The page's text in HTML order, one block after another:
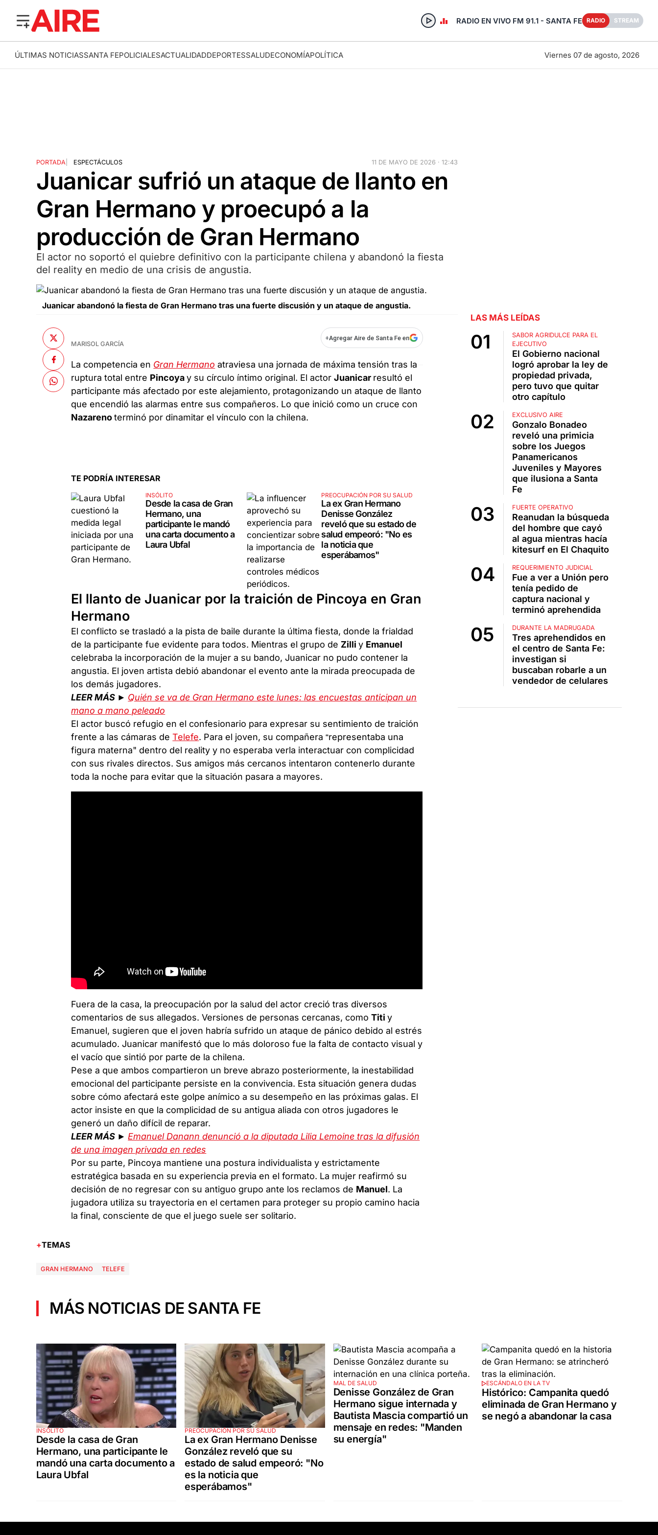
RADIO EN VIVO FM 91.1 - SANTA FE RADIO STREAM
ÚLTIMAS NOTICIASSANTA FEPOLICIALESACTUALIDADDEPORTESSALUDECONOMÍAPOLÍTICA Viernes 07 de agosto, 2026
PORTADA| ESPECTÁCULOS 11 DE MAYO DE 2026 · 12:43
Juanicar sufrió un ataque de llanto en
Gran Hermano y proecupó a la
producción de Gran Hermano
El actor no soportó el quiebre definitivo con la participante chilena y abandonó la fiesta
del reality en medio de una crisis de angustia.
Juanicar abandonó la fiesta de Gran Hermano tras una fuerte discusión y un ataque de angustia.
MARISOL GARCÍA
+Agregar Aire de Santa Fe en
La competencia en Gran Hermano atraviesa una jornada de máxima tensión tras la
ruptura total entre Pincoyay su círculo íntimo original. El actorJuanicar resultó el
participante más afectado por este alejamiento, protagonizando un ataque de llanto
que encendió las alarmas entre sus compañeros. Lo que inició como un cruce con
Nazarenoterminó por dinamitar el vínculo con la chilena.
TE PODRÍA INTERESAR
INSÓLITO
Desde la casa de Gran
Hermano, una
participante le mandó
una carta documento a
Laura Ubfal
PREOCUPACIÓN POR SU SALUD
La ex Gran Hermano
Denisse González
reveló que su estado de
salud empeoró: "No es
la noticia que
esperábamos"
El llanto de Juanicar por la traición de Pincoya en Gran
Hermano
El conflicto se trasladó a la pista de baile durante la última fiesta, donde la frialdad
de la participante fue evidente para todos. Mientras el grupo de Zilliy Emanuel
celebraba la incorporación de la mujer a su bando, Juanicar no pudo contener la
angustia. El joven artista debió abandonar el evento ante la mirada preocupada de
los demás jugadores.
LEER MÁS ► Quién se va de Gran Hermano este lunes: las encuestas anticipan un
mano a mano peleado
El actor buscó refugio en el confesionario para expresar su sentimiento de traición
frente a las cámaras deTelefe. Para el joven, su compañera “representaba una
figura materna" dentro del reality y no esperaba verla interactuar con complicidad
con sus rivales directos. Sus amigos más cercanos intentaron contenerlo durante
toda la noche para evitar que la situación pasara a mayores.
Fuera de la casa, la preocupación por la salud del actor creció tras diversos
comentarios de sus allegados. Versiones de personas cercanas, comoTitiy
Emanuel, sugieren que el joven habría sufrido un ataque de pánico debido al estrés
acumulado. Juanicar manifestó que lo más doloroso fue la falta de contacto visual y
el vacío que sintió por parte de la chilena.
Pese a que ambos compartieron un breve abrazo posteriormente, la inestabilidad
emocional del participante persiste en la convivencia. Esta situación genera dudas
sobre cómo afectará este golpe anímico a su desempeño en las próximas galas. El
actor insiste en que la complicidad de su antigua aliada con otros jugadores le
generó un daño difícil de reparar.
LEER MÁS ► Emanuel Danann denunció a la diputada Lilia Lemoine tras la difusión
de una imagen privada en redes
Por su parte, Pincoya mantiene una postura individualista y estrictamente
estratégica basada en su experiencia previa en el formato. La mujer reafirmó su
decisión de no regresar con su antiguo grupo ante los reclamos de Manuel. La
jugadora utiliza su trayectoria en el certamen para proteger su propio camino hacia
la final, consciente de que el juego suele ser solitario.
LAS MÁS LEÍDAS
SABOR AGRIDULCE PARA EL
EJECUTIVO
El Gobierno nacional
logró aprobar la ley de
propiedad privada,
pero tuvo que quitar
otro capítulo
EXCLUSIVO AIRE
Gonzalo Bonadeo
reveló una primicia
sobre los Juegos
Panamericanos
Juveniles y Mayores
que ilusiona a Santa
Fe
FUERTE OPERATIVO
Reanudan la búsqueda
del hombre que cayó
al agua mientras hacía
kitesurf en El Chaquito
REQUERIMIENTO JUDICIAL
Fue a ver a Unión pero
tenía pedido de
captura nacional y
terminó aprehendida
DURANTE LA MADRUGADA
Tres aprehendidos en
el centro de Santa Fe:
investigan si
buscaban robarle a un
vendedor de celulares
TEMAS
GRAN HERMANO TELEFE
MÁS NOTICIAS DE SANTA FE
INSÓLITO
Desde la casa de Gran
Hermano, una participante le
mandó una carta documento a
Laura Ubfal
PREOCUPACIÓN POR SU SALUD
La ex Gran Hermano Denisse
González reveló que su
estado de salud empeoró: "No
es la noticia que
esperábamos"
MAL DE SALUD
Denisse González de Gran
Hermano sigue internada y
Bautista Mascia compartió un
mensaje en redes: "Manden
su energía"
ESCÁNDALO EN LA TV
Histórico: Campanita quedó
eliminada de Gran Hermano y
se negó a abandonar la casa